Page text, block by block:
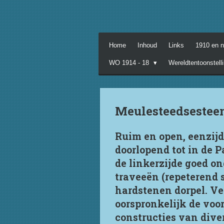
Home Inhoud Links 1910 en
WO 1914 - 18
Ruim en open,
doorlopend tot in de
de linkerzijde goed
traveeën (repeterend
hardstenen dorpel.
oorspronkelijk de
constructies van